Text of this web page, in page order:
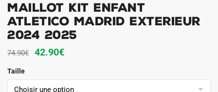
Maillot Kit Enfant
Atletico Madrid Exterieur
2024 2025
74.90€
Le
initial
42.90€Le
actuel
Taille